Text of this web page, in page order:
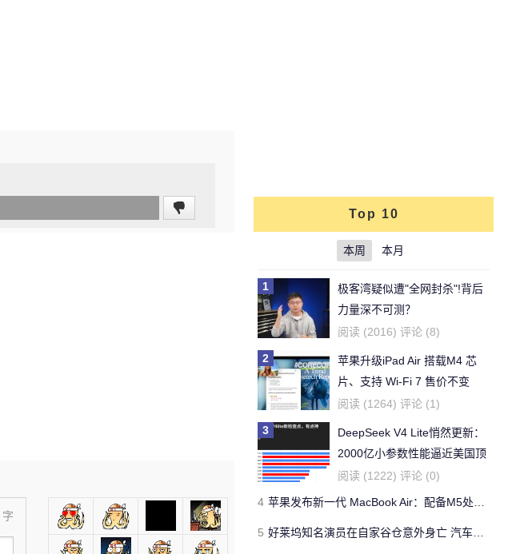
字
Top 10
本周 本月
1
极客湾疑似遭"全网封杀"!背后
力量深不可测？
阅读 (2016) 评论 (8)
2
苹果升级iPad Air 搭载M4 芯
片、支持 Wi‑Fi 7 售价不变
阅读 (1264) 评论 (1)
3
DeepSeek V4 Lite悄然更新：
2000亿小参数性能逼近美国顶
流
阅读 (1222) 评论 (0)
4 苹果发布新一代 MacBook Air：配备M5处理器 性能、存储与 AI 全面升级 ​
5 好莱坞知名演员在自家谷仓意外身亡 汽车搭电时突然自燃